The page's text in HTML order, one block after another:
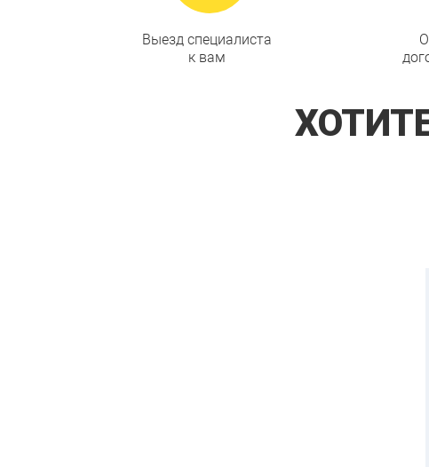
Выезд специалиста
к вам